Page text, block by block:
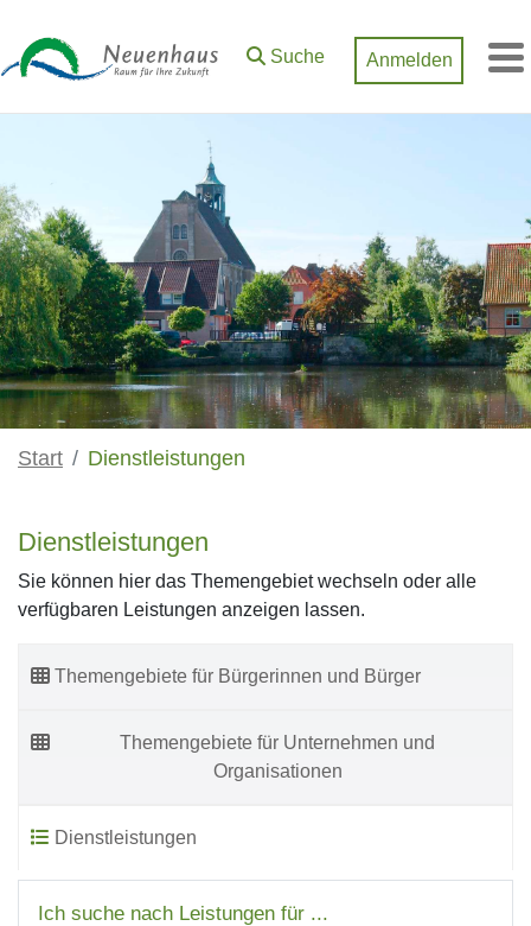
Suche Anmelden
Start Dienstleistungen
Dienstleistungen
Sie können hier das Themengebiet wechseln oder alle
verfügbaren Leistungen anzeigen lassen.
Themengebiete für Bürgerinnen und Bürger
Themengebiete für Unternehmen und
Organisationen
Dienstleistungen
Ich suche nach Leistungen für ...